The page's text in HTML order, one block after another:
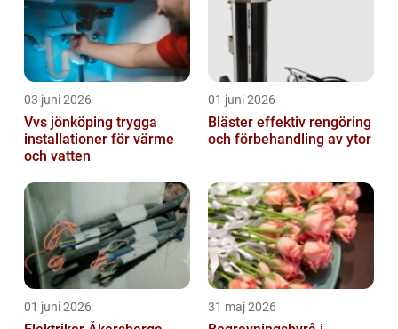
03 juni 2026
Vvs jönköping trygga
installationer för värme
och vatten
01 juni 2026
Bläster effektiv rengöring
och förbehandling av ytor
01 juni 2026 31 maj 2026